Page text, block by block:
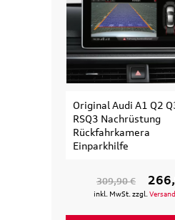
Original Audi A1 Q2
RSQ3 Nachrüstung
Rückfahrkamera
Einparkhilfe
309,90 €
inkl. MwSt. zzgl.